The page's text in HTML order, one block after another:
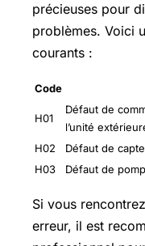
précieuses pour
problèmes. Voici
courants :
Code
H01
Défaut de
l’unité
H02
Défaut de
H03
Défaut de
Si vous
erreur, il est